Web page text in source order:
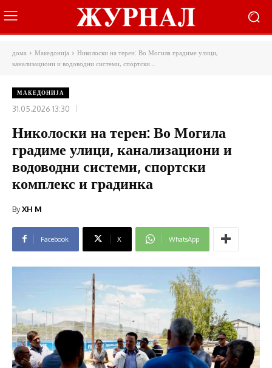
дома Македонија
Николоски на терен: Во Могила градиме улици,
канализациони и водоводни системи, спортски...
МАКЕДОНИЈА
31.05.2026 13:30
Николоски на терен: Во Могила
градиме улици, канализациони и
водоводни системи, спортски
комплекс и градинка
ByXH M
Facebook X WhatsApp